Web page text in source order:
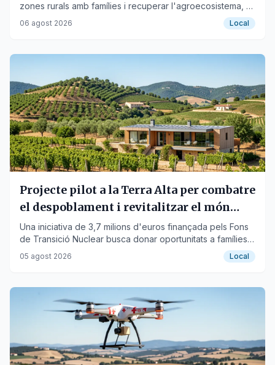
zones rurals amb famílies i recuperar l'agroecosistema, a
més d'impulsar la silvopastura.
06 agost 2026 Local
Projecte pilot a la Terra Alta per combatre
el despoblament i revitalitzar el món
rural
Una iniciativa de 3,7 milions d'euros finançada pels Fons
de Transició Nuclear busca donar oportunitats a famílies
vulnerables i diversificar l'economia de les cooperatives.
05 agost 2026 Local